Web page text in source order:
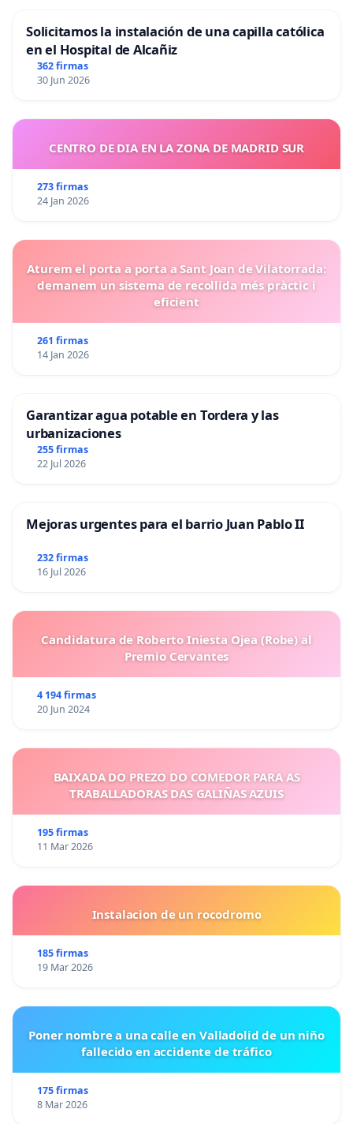
Solicitamos la instalación de una capilla católica
en el Hospital de Alcañiz
362 firmas
30 Jun 2026
CENTRO DE DIA EN LA ZONA DE MADRID SUR
273 firmas
24 Jan 2026
Aturem el porta a porta a Sant Joan de Vilatorrada:
demanem un sistema de recollida més pràctic i
eficient
261 firmas
14 Jan 2026
Garantizar agua potable en Tordera y las
urbanizaciones
255 firmas
22 Jul 2026
Mejoras urgentes para el barrio Juan Pablo II
232 firmas
16 Jul 2026
Candidatura de Roberto Iniesta Ojea (Robe) al
Premio Cervantes
4 194 firmas
20 Jun 2024
BAIXADA DO PREZO DO COMEDOR PARA AS
TRABALLADORAS DAS GALIÑAS AZUIS
195 firmas
11 Mar 2026
Instalacion de un rocodromo
185 firmas
19 Mar 2026
Poner nombre a una calle en Valladolid de un niño
fallecido en accidente de tráfico
175 firmas
8 Mar 2026